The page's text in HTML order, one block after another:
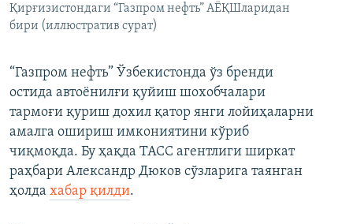
Қирғизистондаги “Газпром нефть” АЁҚШларидан
бири (иллюстратив сурат)
“Газпром нефть” Ўзбекистонда ўз бренди
остида автоёнилғи қуйиш шохобчалари
тармоғи қуриш дохил қатор янги лойиҳаларни
амалга ошириш имкониятини кўриб
чиқмоқда. Бу ҳақда ТАСС агентлиги ширкат
раҳбари Александр Дюков сўзларига таянган
ҳолда хабар қилди.